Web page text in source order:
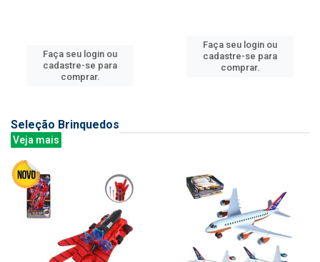
Faça seu login ou
cadastre-se para
comprar.
Faça seu login ou
cadastre-se para
comprar.
Seleção Brinquedos
Veja mais